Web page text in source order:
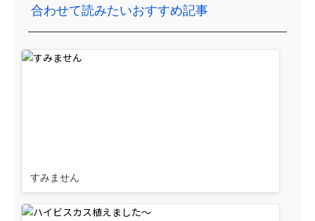
合わせて読みたいおすすめ記事
すみません